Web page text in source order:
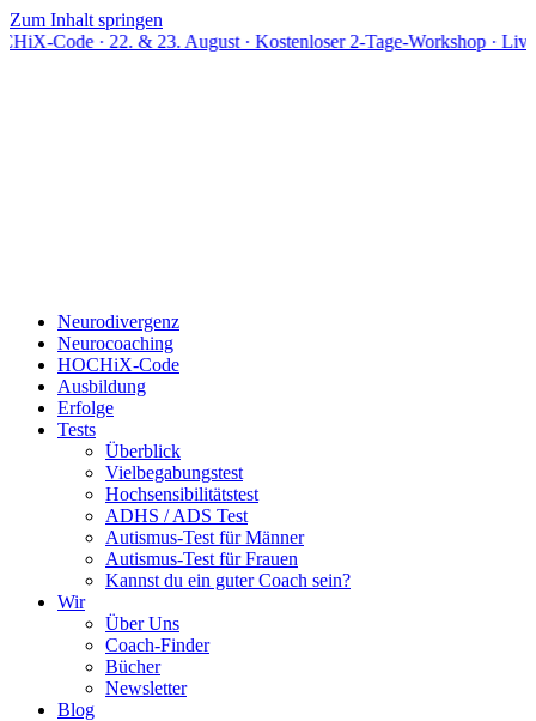
Zum Inhalt springen
· 22. & 23. August · Kostenloser 2-Tage-Workshop · Live online
Neurodivergenz
Neurocoaching
HOCHiX-Code
Ausbildung
Erfolge
Tests
Überblick
Vielbegabungstest
Hochsensibilitätstest
ADHS / ADS Test
Autismus-Test für Männer
Autismus-Test für Frauen
Kannst du ein guter Coach sein?
Wir
Über Uns
Coach-Finder
Bücher
Newsletter
Blog